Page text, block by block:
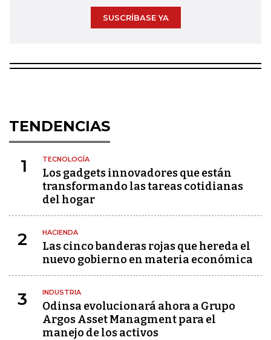
SUSCRÍBASE YA
TENDENCIAS
1 TECNOLOGÍA
Los gadgets innovadores que están
transformando las tareas cotidianas
del hogar
2 HACIENDA
Las cinco banderas rojas que hereda el
nuevo gobierno en materia económica
3 INDUSTRIA
Odinsa evolucionará ahora a Grupo
Argos Asset Managment para el
manejo de los activos